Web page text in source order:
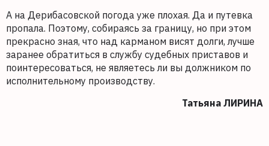
А на Дерибасовской погода уже плохая. Да и путевка
пропала. Поэтому, собираясь за границу, но при этом
прекрасно зная, что над карманом висят долги, лучше
заранее обратиться в службу судебных приставов и
поинтересоваться, не являетесь ли вы должником по
исполнительному производству.
Татьяна ЛИРИНА